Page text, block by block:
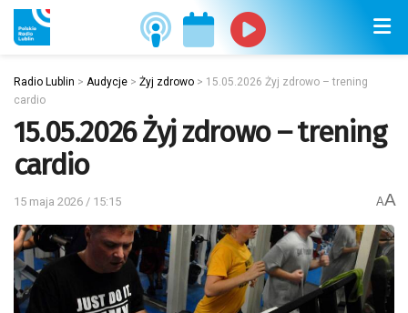
Radio Lublin > Audycje > Żyj zdrowo > 15.05.2026 Żyj zdrowo – trening
cardio
15.05.2026 Żyj zdrowo – trening
cardio
15 maja 2026 / 15:15 AA